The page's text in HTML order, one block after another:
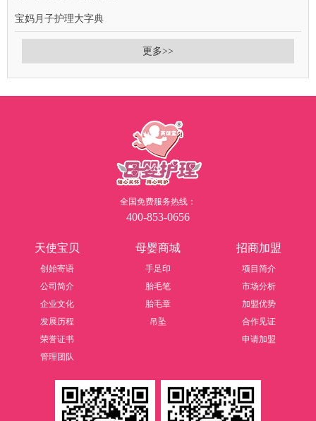
宝妈月子护理大字典
更多>>
全国免费服务热线：
400-853-0656
天使宝贝
创始寄语
公司简介
企业文化
发展历程
荣誉证书
管理团队
母婴商城
手足印
胎毛笔
胎毛章
吊坠
招商加盟
项目简介
市场分析
加盟优势
合作见证
申请加盟